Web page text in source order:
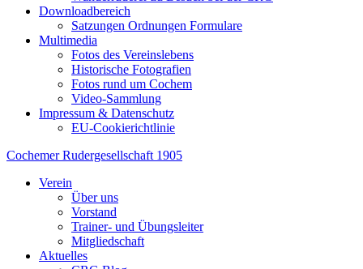
Downloadbereich
Satzungen Ordnungen Formulare
Multimedia
Fotos des Vereinslebens
Historische Fotografien
Fotos rund um Cochem
Video-Sammlung
Impressum & Datenschutz
EU-Cookierichtlinie
Cochemer Rudergesellschaft 1905
Verein
Über uns
Vorstand
Trainer- und Übungsleiter
Mitgliedschaft
Aktuelles